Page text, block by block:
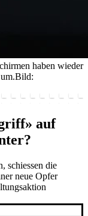
haben wieder
Bild:
auf
schiessen die
neue Opfer